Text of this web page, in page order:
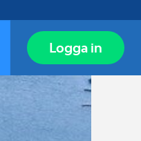
Logga in